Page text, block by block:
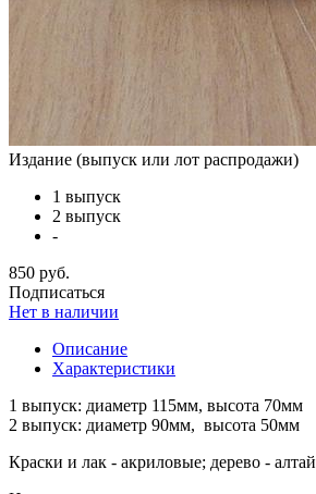
Издание (выпуск или лот распродажи)
1 выпуск
2 выпуск
-
850 руб.
Подписаться
Нет в наличии
Описание
Характеристики
1 выпуск: диаметр 115мм, высота 70мм
2 выпуск: диаметр 90мм, высота 50мм
Краски и лак - акриловые; дерево -